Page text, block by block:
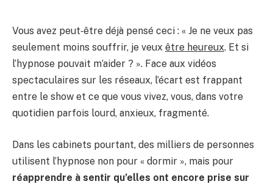
Vous avez peut‑être déjà pensé ceci : « Je ne veux pas
seulement moins souffrir, je veux être heureux. Et si
l’hypnose pouvait m’aider ? ». Face aux vidéos
spectaculaires sur les réseaux, l’écart est frappant
entre le show et ce que vous vivez, vous, dans votre
quotidien parfois lourd, anxieux, fragmenté.
Dans les cabinets pourtant, des milliers de personnes
utilisent l’hypnose non pour « dormir », mais pour
réapprendre à sentir qu’elles ont encore prise sur